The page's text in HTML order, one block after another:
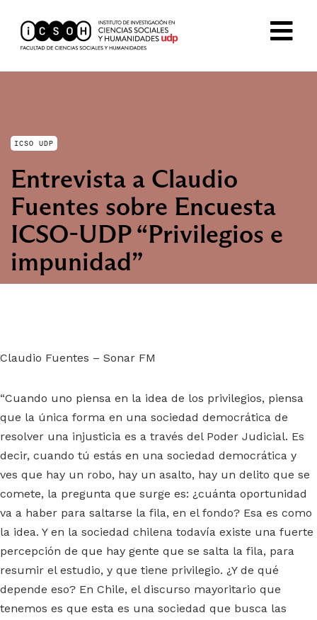
ICSO UDP
Entrevista a Claudio
Fuentes sobre Encuesta
ICSO-UDP “Privilegios e
impunidad”
Claudio Fuentes – Sonar FM
“Cuando uno piensa en la idea de los privilegios, piensa
que la única forma en una sociedad democrática de
resolver una injusticia es a través del Poder Judicial. Es
decir, cuando tú estás en una sociedad democrática y
ves que hay un robo, hay un asalto, hay un delito que se
comete, la pregunta que surge es: ¿cuánta oportunidad
va a haber para saltarse la fila, en el fondo? Esa es como
la idea. Y en la sociedad chilena todavía existe una fuerte
percepción de que hay gente que se salta la fila, para
resumir el estudio, y que tiene privilegio. ¿Y de qué
depende eso? En Chile, el discurso mayoritario que
tenemos es que esta es una sociedad que busca las